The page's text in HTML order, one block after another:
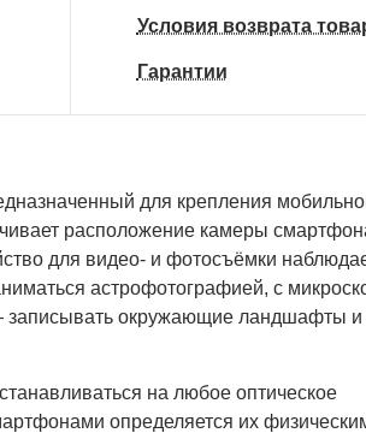
Условия возврата
Гарантии
для крепления
расположение камеры
для видео- и фотосъёмки
астрофотографией, с
записывать окружающие ландшафты и
на любое оптическое
определяется их